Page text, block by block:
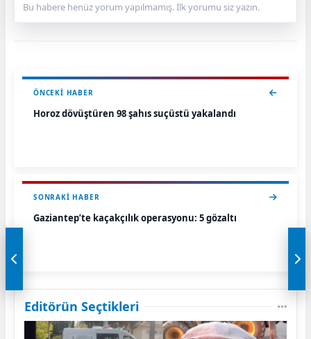
Bu habere henüz yorum yapılmamış. İlk yorumu siz yazın.
ÖNCEKI HABER
Horoz dövüştüren 98 şahıs suçüstü yakalandı
SONRAKI HABER
Gaziantep’te kaçakçılık operasyonu: 5 gözaltı
Editörün Seçtikleri